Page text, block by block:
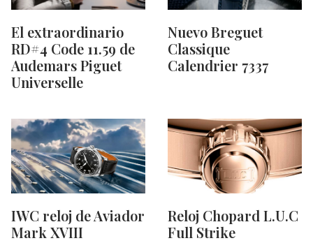
El extraordinario
RD#4 Code 11.59 de
Audemars Piguet
Universelle
Nuevo Breguet
Classique
Calendrier 7337
IWC reloj de Aviador
Mark XVIII
Reloj Chopard L.U.C
Full Strike